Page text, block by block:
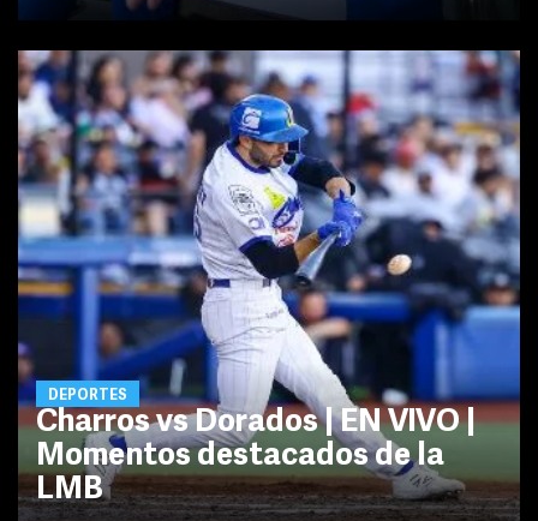
DEPORTES
Charros vs Dorados | EN VIVO |
Momentos destacados de la
LMB